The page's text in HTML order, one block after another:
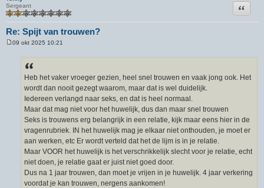
Sergeant
Re: Spijt van trouwen?
Citeer
09 okt 2025 10:21
Heb het vaker vroeger gezien, heel snel trouwen en vaak jong ook. Het
wordt dan nooit gezegt waarom, maar dat is wel duidelijk.
Iedereen verlangd naar seks, en dat is heel normaal.
Maar dat mag niet voor het huwelijk, dus dan maar snel trouwen
Seks is trouwens erg belangrijk in een relatie, kijk maar eens hier in de
vragenrubriek. IN het huwelijk mag je elkaar niet onthouden, je moet er
aan werken, etc Er wordt verteld dat het de lijm is in je relatie.
Maar VOOR het huwelijk is het verschrikkelijk slecht voor je relatie, echt
niet doen, je relatie gaat er juist niet goed door.
Dus na 1 jaar trouwen, dan moet je vrijen in je huwelijk. 4 jaar verkering
voordat je kan trouwen, nergens aankomen!